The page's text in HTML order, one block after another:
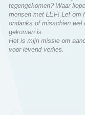
gekomen is.
Het is mijn missie om
voor levend verlies.